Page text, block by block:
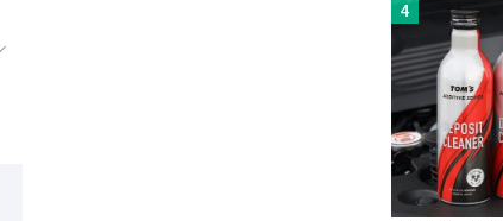
4